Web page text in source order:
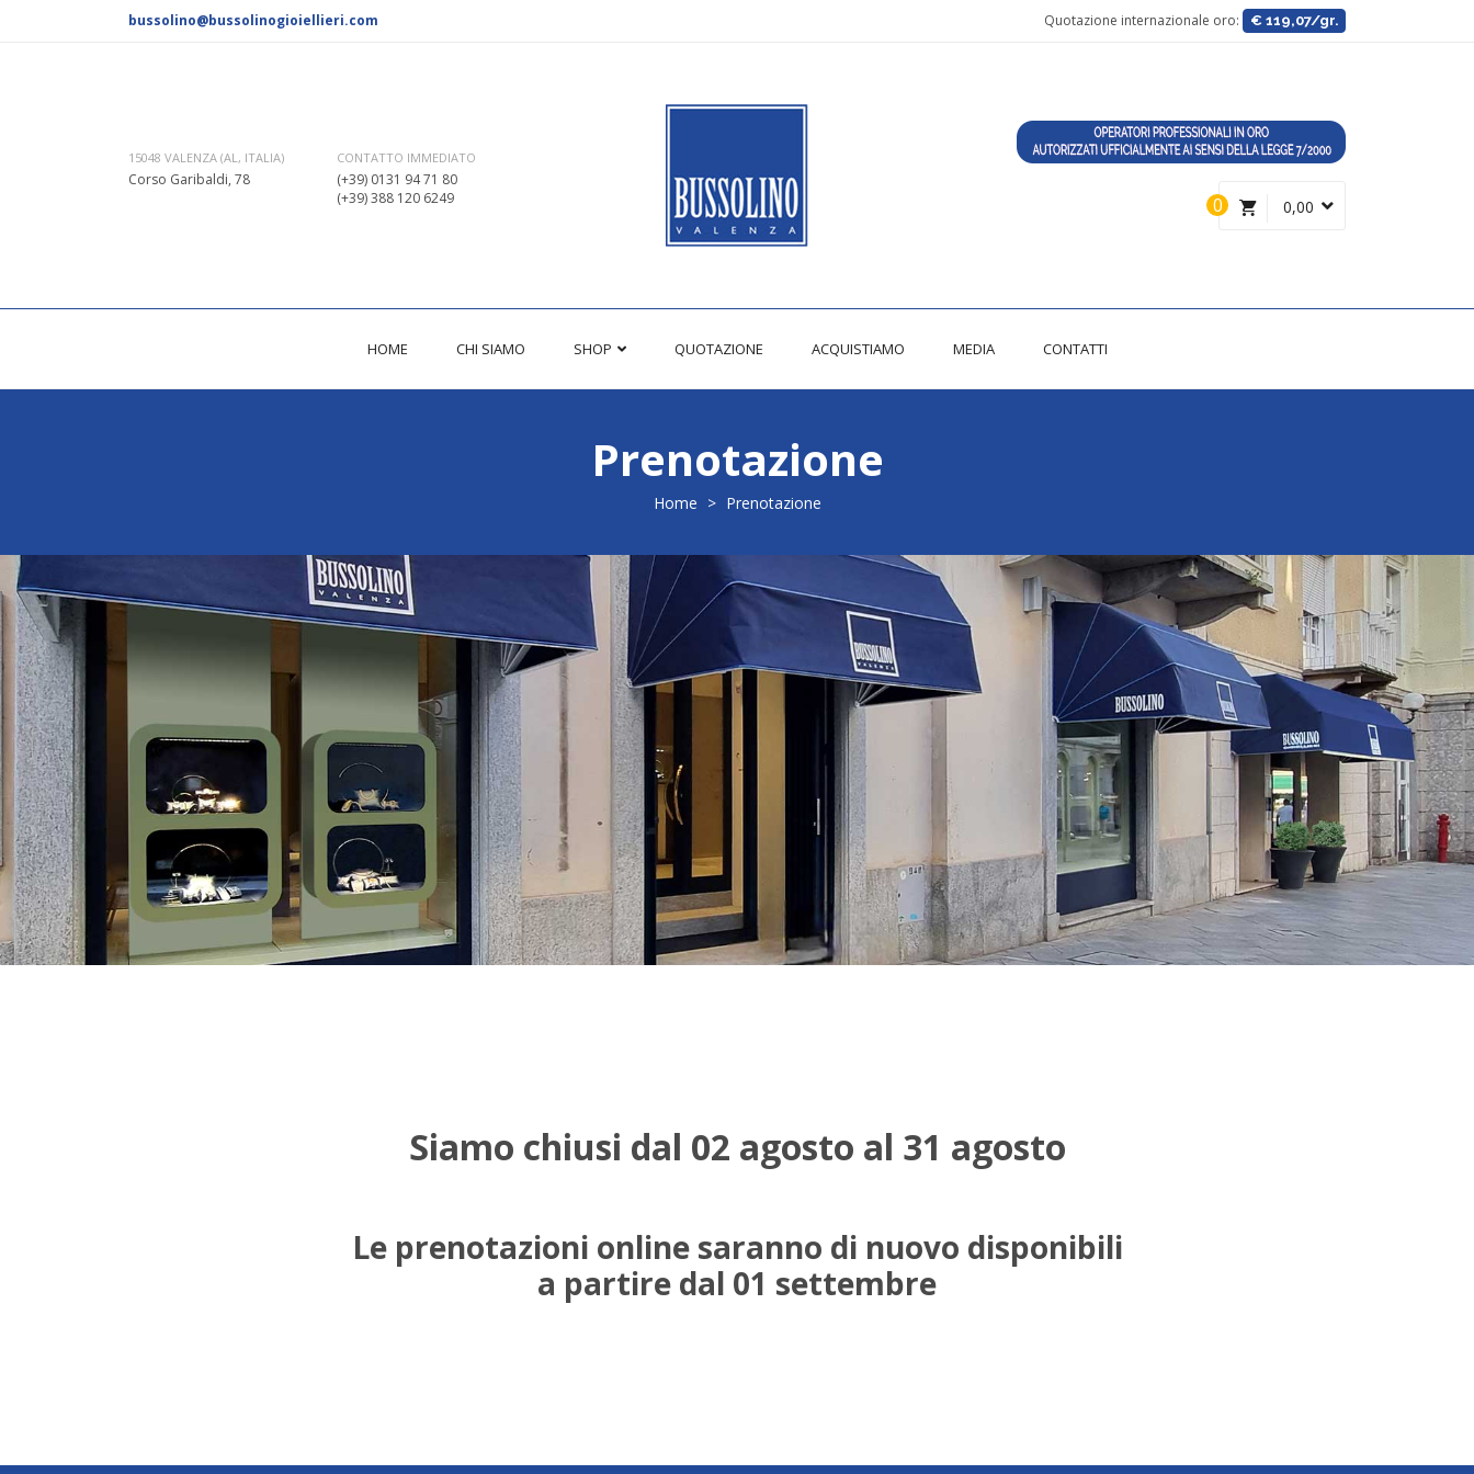
bussolino@bussolinogioiellieri.com Quotazione internazionale oro: € 119,07/gr.
15048 VALENZA (AL, ITALIA)
Corso Garibaldi, 78
CONTATTO IMMEDIATO
(+39) 0131 94 71 80
(+39) 388 120 6249
0,00
0
HOME CHI SIAMO SHOP QUOTAZIONE ACQUISTIAMO MEDIA CONTATTI
Prenotazione
Home > Prenotazione
Siamo chiusi dal 02 agosto al 31 agosto
Le prenotazioni online saranno di nuovo disponibili
a partire dal 01 settembre